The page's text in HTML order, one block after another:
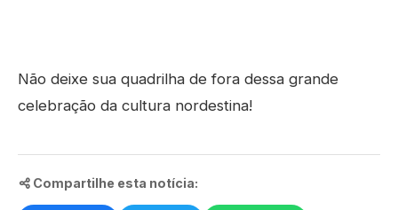
Não deixe sua quadrilha de fora dessa grande
celebração da cultura nordestina!
Compartilhe esta notícia: